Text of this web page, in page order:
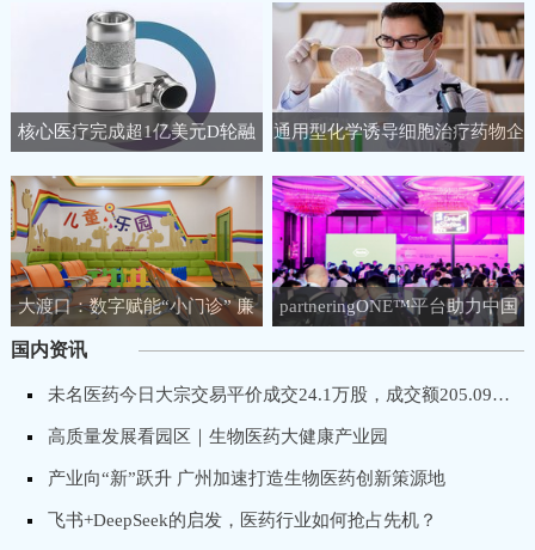
核心医疗完成超1亿美元D轮融
资，聚焦人工心脏领域
通用型化学诱导细胞治疗药物企
业睿健医药完成B+轮融资
大渡口：数字赋能“小门诊” 廉
洁守护“大健康”
partneringONE™平台助力中国
市场！
国内资讯
未名医药今日大宗交易平价成交24.1万股，成交额205.09万元
高质量发展看园区｜生物医药大健康产业园
产业向“新”跃升 广州加速打造生物医药创新策源地
飞书+DeepSeek的启发，医药行业如何抢占先机？